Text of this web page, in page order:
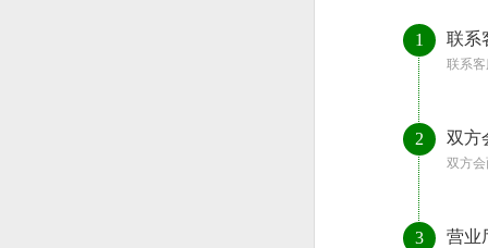
1 联系
联系
2 双方
双方
3 营业